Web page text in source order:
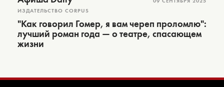
ИЗДАТЕЛЬСТВО CORPUS
"Как говорил Гомер, я вам череп проломлю":
лучший роман года — о театре, спасающем
жизни